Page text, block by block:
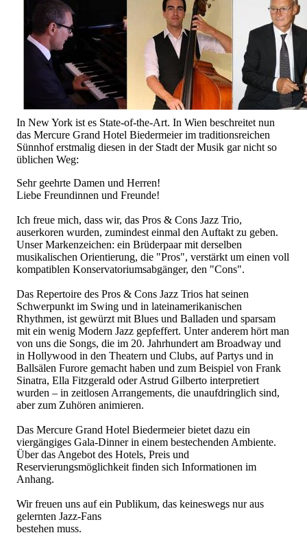
In New York ist es State-of-the-Art. In Wien beschreitet nun
das Mercure Grand Hotel Biedermeier im traditionsreichen
Sünnhof erstmalig diesen in der Stadt der Musik gar nicht so
üblichen Weg:
Sehr geehrte Damen und Herren!
Liebe Freundinnen und Freunde!
Ich freue mich, dass wir, das Pros & Cons Jazz Trio,
auserkoren wurden, zumindest einmal den Auftakt zu geben.
Unser Markenzeichen: ein Brüderpaar mit derselben
musikalischen Orientierung, die "Pros", verstärkt um einen voll
kompatiblen Konservatoriumsabgänger, den "Cons".
Das Repertoire des Pros & Cons Jazz Trios hat seinen
Schwerpunkt im Swing und in lateinamerikanischen
Rhythmen, ist gewürzt mit Blues und Balladen und sparsam
mit ein wenig Modern Jazz gepfeffert. Unter anderem hört man
von uns die Songs, die im 20. Jahrhundert am Broadway und
in Hollywood in den Theatern und Clubs, auf Partys und in
Ballsälen Furore gemacht haben und zum Beispiel von Frank
Sinatra, Ella Fitzgerald oder Astrud Gilberto interpretiert
wurden – in zeitlosen Arrangements, die unaufdringlich sind,
aber zum Zuhören animieren.
Das Mercure Grand Hotel Biedermeier bietet dazu ein
viergängiges Gala-Dinner in einem bestechenden Ambiente.
Über das Angebot des Hotels, Preis und
Reservierungsmöglichkeit finden sich Informationen im
Anhang.
Wir freuen uns auf ein Publikum, das keineswegs nur aus
gelernten Jazz-Fans
bestehen muss.